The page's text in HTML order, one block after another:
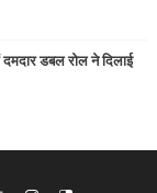
डबल रोल ने दिलाई